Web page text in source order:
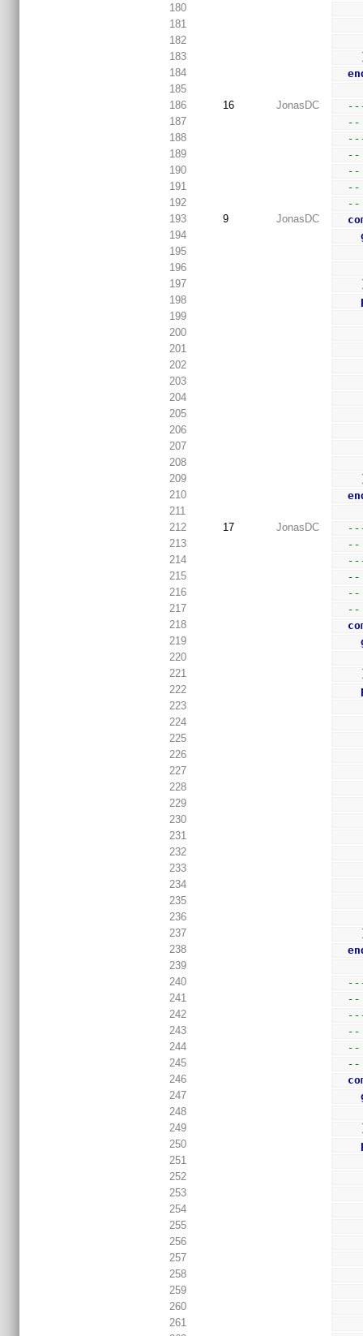
180
181
182
183
184
185
186
16 JonasDC
187
--
188
189
--
190
--
191
--
192
193
9 JonasDC
194
195
196
197
198
199
200
201
202
203
204
205
206
207
208
209
210
211
212
17 JonasDC
213
--
214
215
--
216
--
217
218
219
220
221
222
223
224
225
226
227
228
229
230
231
232
233
234
235
236
237
238
239
240
241
--
242
243
--
244
--
245
246
247
248
249
250
251
252
253
254
255
256
257
258
259
260
261